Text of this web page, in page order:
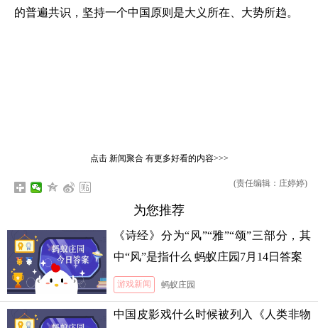
的普遍共识，坚持一个中国原则是大义所在、大势所趋。
点击 新闻聚合有更多好看的内容>>>
(责任编辑：庄婷婷)
为您推荐
《诗经》分为“风”“雅”“颂”三部分，其
中“风”是指什么 蚂蚁庄园7月14日答案
游戏新闻 蚂蚁庄园
中国皮影戏什么时候被列入《人类非物